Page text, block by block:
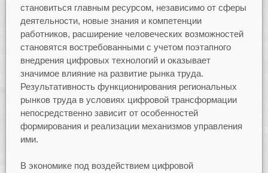
становиться главным ресурсом, независимо от сферы
деятельности, новые знания и компетенции
работников, расширение человеческих возможностей
становятся востребованными с учетом поэтапного
внедрения цифровых технологий и оказывает
значимое влияние на развитие рынка труда.
Результативность функционирования региональных
рынков труда в условиях цифровой трансформации
непосредственно зависит от особенностей
формирования и реализации механизмов управления
ими.
В экономике под воздействием цифровой